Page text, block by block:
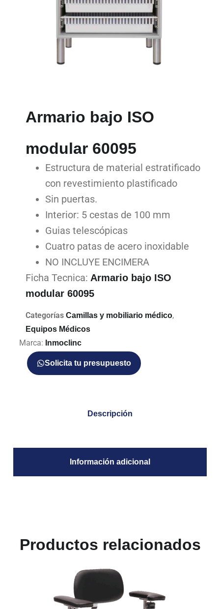
Armario bajo ISO
modular 60095
Estructura de material estratificado
con revestimiento plastificado
Sin puertas.
Interior: 5 cestas de 100 mm
Guias telescópicas
Cuatro patas de acero inoxidable
NO INCLUYE ENCIMERA
Ficha Tecnica: Armario bajo ISO
modular 60095
Categorías Camillas y mobiliario médico,
Equipos Médicos
Marca: Inmoclinc
Solicita tu presupuesto
Descripción
Información adicional
Productos relacionados